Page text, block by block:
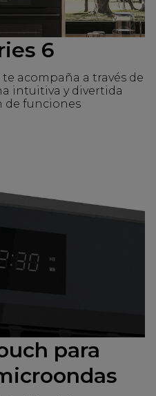
6
acompaña a través de
intuitiva y divertida
de funciones
para